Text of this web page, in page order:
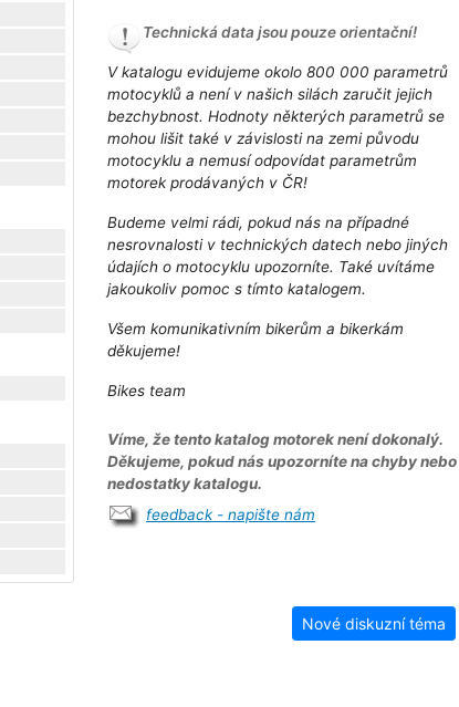
Technická data jsou pouze orientační!
V katalogu evidujeme okolo 800 000 parametrů
motocyklů a není v našich silách zaručit jejich
bezchybnost. Hodnoty některých parametrů se
mohou lišit také v závislosti na zemi původu
motocyklu a nemusí odpovídat parametrům
motorek prodávaných v ČR!
Budeme velmi rádi, pokud nás na případné
nesrovnalosti v technických datech nebo jiných
údajích o motocyklu upozorníte. Také uvítáme
jakoukoliv pomoc s tímto katalogem.
Všem komunikativním bikerům a bikerkám
děkujeme!
Bikes team
Víme, že tento katalog motorek není dokonalý.
Děkujeme, pokud nás upozorníte na chyby nebo
nedostatky katalogu.
feedback - napište nám
Nové diskuzní téma